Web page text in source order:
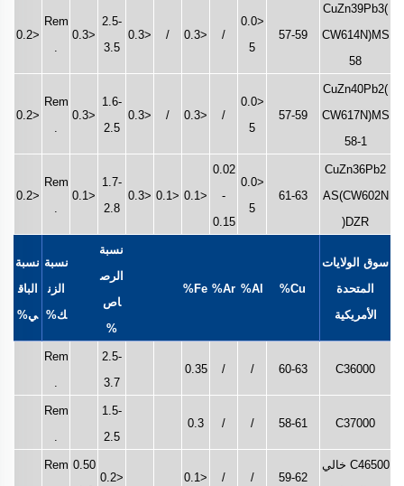
CuZn39Pb3(
CW614N)MS
58
57-59
<0.0
5
/
<0.3
/
<0.3
2.5-
3.5
<0.3
Rem
<0.2
CuZn40Pb2(
CW617N)MS
58-1
57-59
<0.0
5
/
<0.3
/
<0.3
1.6-
2.5
<0.3
Rem
<0.2
CuZn36Pb2
AS(CW602N
)DZR
61-63
<0.0
5
0.02
-
0.15
<0.1
<0.1
<0.3
1.7-
2.8
<0.1
Rem
<0.2
سوق الولايات
المتحدة
الأمريكية
Cu%
Al%
Ar%
Fe%
نسبة
الرص
اص
%
نسبة
الزن
ك%
نسبة
الباق
ي%
C36000
60-63
/
/
0.35
2.5-
3.7
Rem
C37000
58-61
/
/
0.3
1.5-
2.5
Rem
C46500 خالي
59-62
/
/
<0.1
<0.2
0.50
Rem